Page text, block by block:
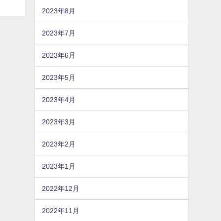
2023年8月
2023年7月
2023年6月
2023年5月
2023年4月
2023年3月
2023年2月
2023年1月
2022年12月
2022年11月